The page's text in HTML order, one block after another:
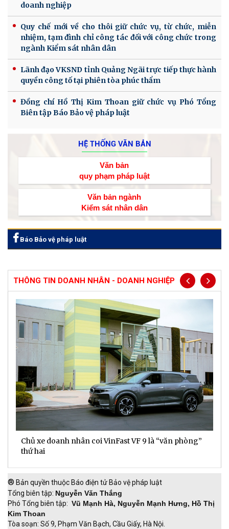
doanh nghiệp
Quy chế mới về cho thôi giữ chức vụ, từ chức, miễn
nhiệm, tạm đình chỉ công tác đối với công chức trong
ngành Kiểm sát nhân dân
Lãnh đạo VKSND tỉnh Quảng Ngãi trực tiếp thực hành
quyền công tố tại phiên tòa phúc thẩm
Đồng chí Hồ Thị Kim Thoan giữ chức vụ Phó Tổng
Biên tập Báo Bảo vệ pháp luật
HỆ THỐNG VĂN BẢN
Văn bản
quy phạm pháp luật
Văn bản ngành
Kiểm sát nhân dân
Báo Bảo vệ pháp luật
THÔNG TIN DOANH NHÂN - DOANH NGHIỆP
Chủ xe doanh nhân coi VinFast VF 9 là “văn phòng”
thứ hai
® Bản quyền thuộc Báo điện tử Bảo vệ pháp luật
Tổng biên tập: Nguyễn Văn Thắng
Phó Tổng biên tập: Vũ Mạnh Hà, Nguyễn Mạnh Hưng, Hồ Thị
Kim Thoan
Tòa soạn: Số 9, Phạm Văn Bạch, Cầu Giấy, Hà Nội.